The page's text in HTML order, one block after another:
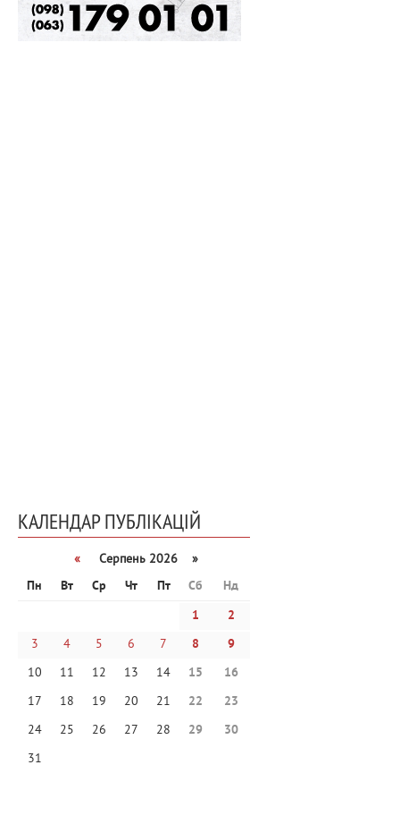
КАЛЕНДАР ПУБЛІКАЦІЙ
«
Серпень 2026 »
Пн
Вт Ср Чт Пт Сб
Нд
1
2
3
4 5 6 7 8
9
10
11 12 13 14 15
16
17
18 19 20 21 22
23
24
25 26 27 28 29
30
31